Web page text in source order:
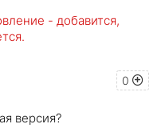
- добавится,
0
версия?